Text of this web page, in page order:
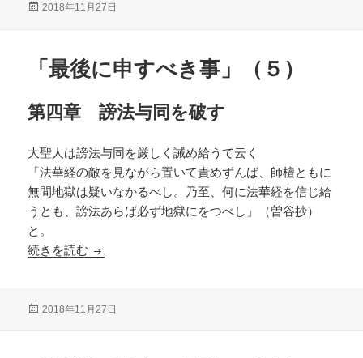
投
2018年11月27日
「最後に申すべき事」（５）
第四章 謗法与同を破す
大聖人は謗法与同を厳しく誡め給うて云く
「法華経の敵を見ながら置いて責めずんば、師檀ともに
無間地獄は疑いなかるべし。乃至、何に法華経を信じ給
うとも、謗法あらば必ず地獄にをつべし」（曽谷抄）
と。
続きを読む 「最後に申すべき事」（５）
投
2018年11月27日